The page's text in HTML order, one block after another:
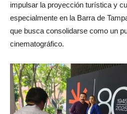
impulsar la proyección turística y
especialmente en la Barra de
que busca consolidarse como un
cinematográfico.